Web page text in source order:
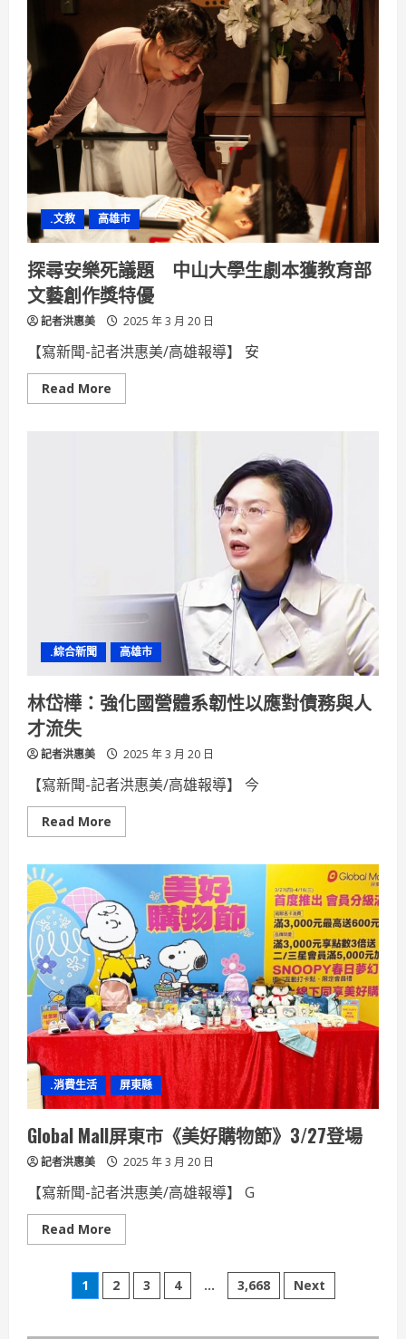
學
生
看
球
優
惠
方
案
鼓
勵
國
高
中
生
進
場
看
球
.文教 高雄市
探尋安樂死議題 中山大學生劇本獲教育部
文藝創作獎特優
記者洪惠美 2025 年 3 月 20 日
【寫新聞-記者洪惠美/高雄報導】 安
Read More
more
教
部
文
藝
創
作
獎
特
.綜合新聞 高雄市
林岱樺：強化國營體系韌性以應對債務與人
才流失
記者洪惠美 2025 年 3 月 20 日
【寫新聞-記者洪惠美/高雄報導】 今
Read More
more
強
化
國
營
體
系
韌
性
以
應
對
債
務
人
才
流
失
.消費生活 屏東縣
Global Mall屏東市《美好購物節》3/27登場
記者洪惠美 2025 年 3 月 20 日
【寫新聞-記者洪惠美/高雄報導】 G
Read More
more
Mall
屏
東
文
章
1 2 3 4 ... 3,668 Next